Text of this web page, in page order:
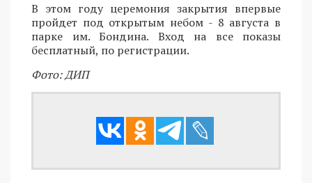
В этом году церемония закрытия впервые
пройдет под открытым небом - 8 августа в
парке им. Бондина. Вход на все показы
бесплатный, по регистрации.
Фото: ДИП